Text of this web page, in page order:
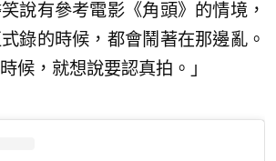
說有參考電影《角頭》的情境，
式錄的時候，都會鬧著在那邊亂。
候，就想說要認真拍。」